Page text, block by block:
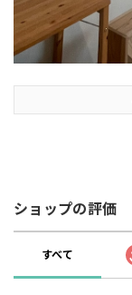
ショップの評価
すべて